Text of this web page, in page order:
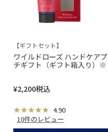
【ギフトセット】
ワイルドローズ ハンドケアプ
チギフト（ギフト箱入り）※
¥2,200税込
4.90
10件のレビュー